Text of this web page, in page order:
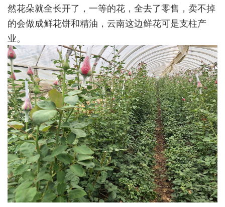
然花朵就全长开了，一等的花，全去了零售，卖不掉
的会做成鲜花饼和精油，云南这边鲜花可是支柱产
业。